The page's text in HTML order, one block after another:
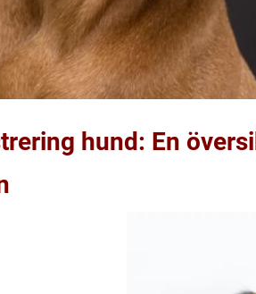
hund: En